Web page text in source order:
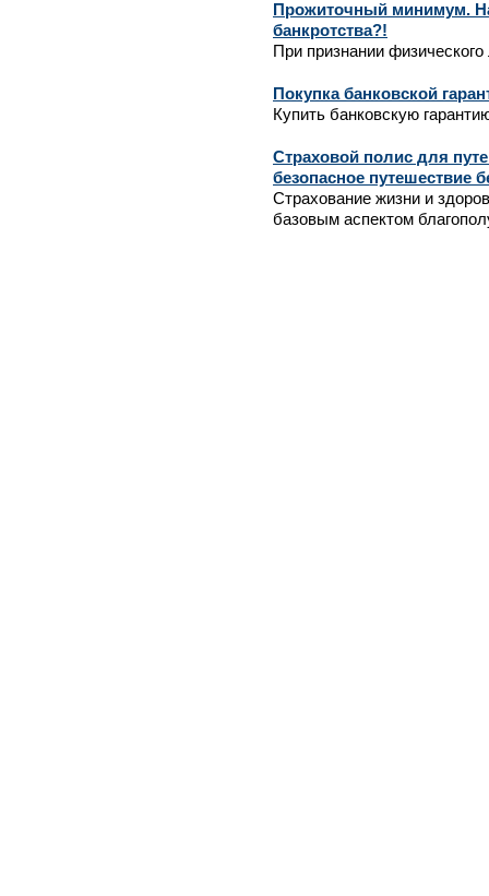
Прожиточный минимум.
банкротства?!
При признании
Покупка банковской
Купить банковскую
Страховой полис для
безопасное путешествие
Страхование жизни и
базовым аспектом